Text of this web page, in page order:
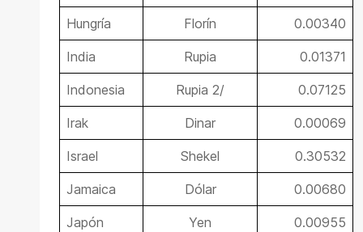
Hungría Florín 0.00340
India Rupia 0.01371
Indonesia Rupia 2/ 0.07125
Irak Dinar 0.00069
Israel Shekel 0.30532
Jamaica Dólar 0.00680
Japón Yen 0.00955